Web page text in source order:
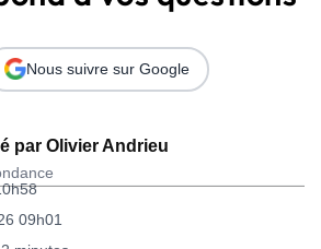
par Olivier Andrieu
09h01
Nous suivre sur Google